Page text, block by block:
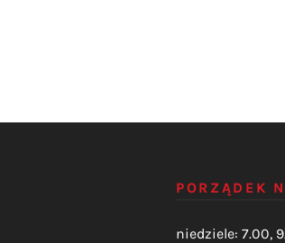
PORZĄDEK
niedziele: 7.00,